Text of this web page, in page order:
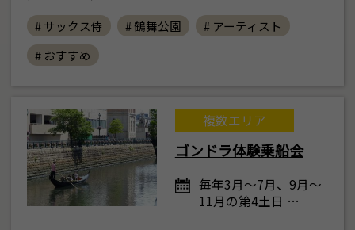
# サックス侍 # 鶴舞公園
# アーティスト
# おすすめ
複数エリア
ゴンドラ体験乗船会
毎年3月～7月、9月～
11月の第4土日 …